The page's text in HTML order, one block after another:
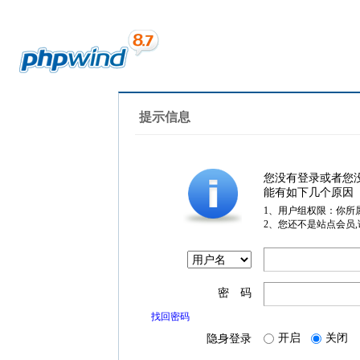
提示信息
您没有登录或者您
能有如下几个原因
1、用户组权限：你所
2、您还不是站点会员
密 码
找回密码
隐身登录 开启 关闭